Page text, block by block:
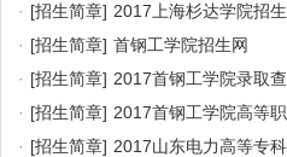
· [招生简章] 2017上海杉达学院招
· [招生简章] 首钢工学院招生网
· [招生简章] 2017首钢工学院录取
· [招生简章] 2017首钢工学院高等
· [招生简章] 2017山东电力高等专